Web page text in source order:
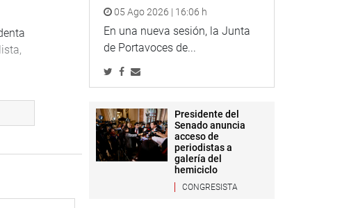
05 Ago 2026 | 16:06 h
En una nueva sesión, la Junta
de Portavoces de...
Presidente del
Senado anuncia
acceso de
periodistas a
galería del
hemiciclo
CONGRESISTA